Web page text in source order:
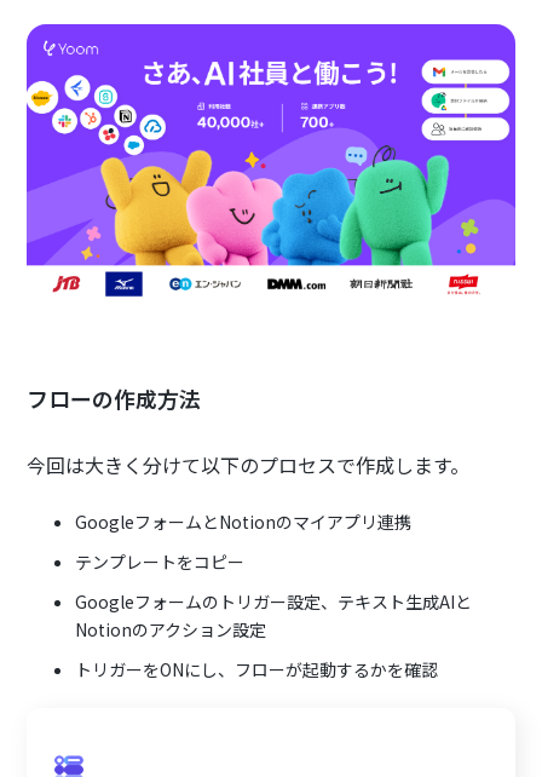
フローの作成方法
今回は大きく分けて以下のプロセスで作成します。
GoogleフォームとNotionのマイアプリ連携
テンプレートをコピー
Googleフォームのトリガー設定、テキスト生成AIと
Notionのアクション設定
トリガーをONにし、フローが起動するかを確認